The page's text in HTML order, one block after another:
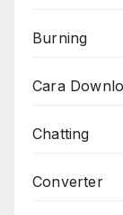
Burning
Cara
Chatting
Converter